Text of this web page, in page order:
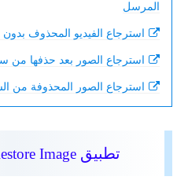
المرسل
استرجاع الفيديو المحذوف بدون
استرجاع الصور بعد حذفها من
استرجاع الصور المحذوفة من
تطبيقImage